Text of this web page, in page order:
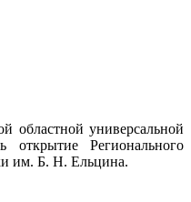
областной универсальной
открытие Регионального
им. Б. Н. Ельцина.